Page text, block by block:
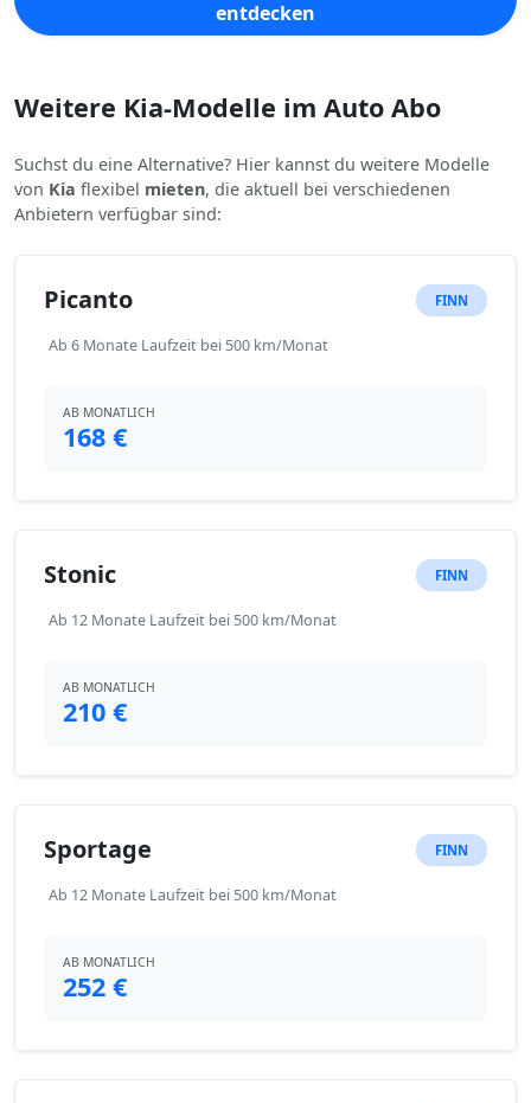
entdecken
Weitere Kia-Modelle im Auto Abo
Suchst du eine Alternative? Hier kannst du weitere Modelle
von Kia flexibel mieten, die aktuell bei verschiedenen
Anbietern verfügbar sind:
Picanto FINN
Ab 6 Monate Laufzeit bei 500 km/Monat
AB MONATLICH
168 €
Stonic FINN
Ab 12 Monate Laufzeit bei 500 km/Monat
AB MONATLICH
210 €
Sportage FINN
Ab 12 Monate Laufzeit bei 500 km/Monat
AB MONATLICH
252 €